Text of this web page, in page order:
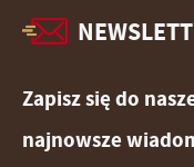
Zapisz się do
najnowsze